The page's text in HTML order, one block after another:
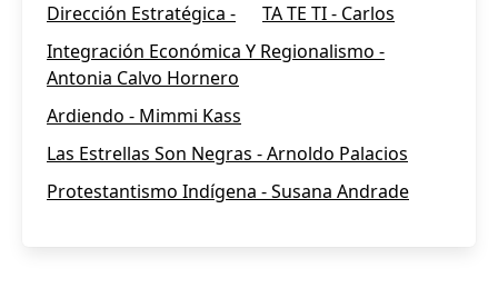
Dirección Estratégica -
TA TE TI - Carlos
Integración Económica Y Regionalismo -
Antonia Calvo Hornero
Ardiendo - Mimmi Kass
Las Estrellas Son Negras - Arnoldo Palacios
Protestantismo Indígena - Susana Andrade